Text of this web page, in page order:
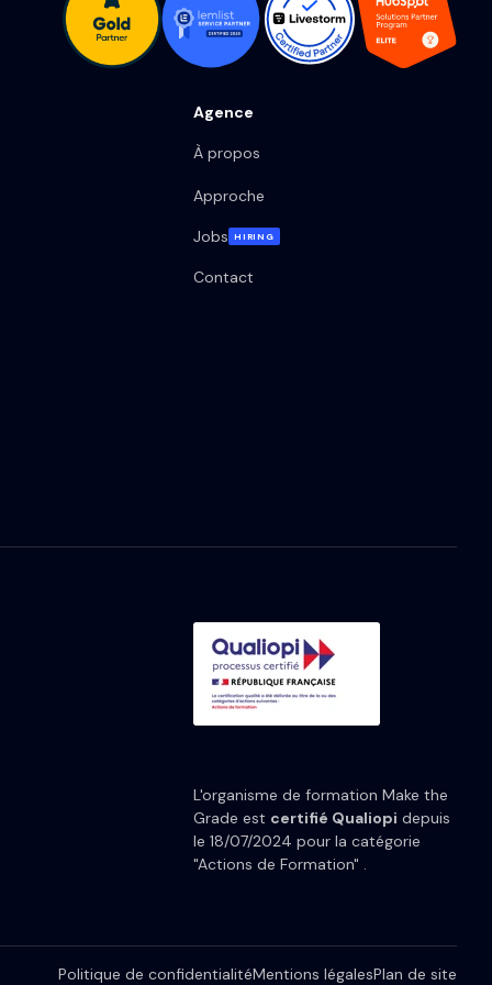
Agence
À propos
Approche
Jobs HIRING
Contact
L'organisme de formation Make the
Grade est certifié Qualiopi depuis
le 18/07/2024 pour la catégorie
"Actions de Formation" .
Politique de confidentialitéMentions légalesPlan de site